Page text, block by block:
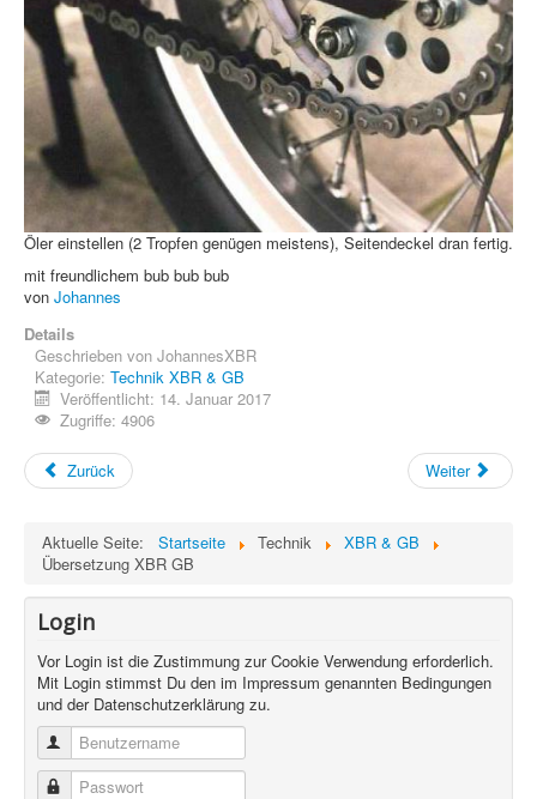
Öler einstellen (2 Tropfen genügen meistens), Seitendeckel dran fertig.
mit freundlichem bub bub bub
von Johannes
Details
Geschrieben von JohannesXBR
Kategorie: Technik XBR & GB
Veröffentlicht: 14. Januar 2017
Zugriffe: 4906
Zurück Weiter
Aktuelle Seite: Startseite Technik
XBR & GB
Übersetzung XBR GB
Login
Vor Login ist die Zustimmung zur Cookie Verwendung erforderlich.
Mit Login stimmst Du den im Impressum genannten Bedingungen
und der Datenschutzerklärung zu.
Benutzername
Passwort